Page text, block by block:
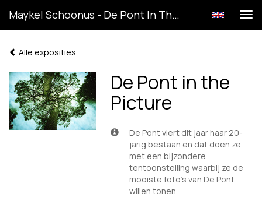
Maykel Schoonus - De Pont In The Picture
Alle exposities
De Pont in the
Picture
De Pont viert dit jaar haar 20-
jarig bestaan en dat doen ze
met een bijzondere
tentoonstelling waarbij ze de
mooiste foto’s van De Pont
willen tonen.